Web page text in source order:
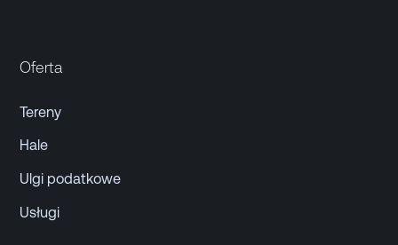
Oferta
Tereny
Hale
Ulgi podatkowe
Usługi